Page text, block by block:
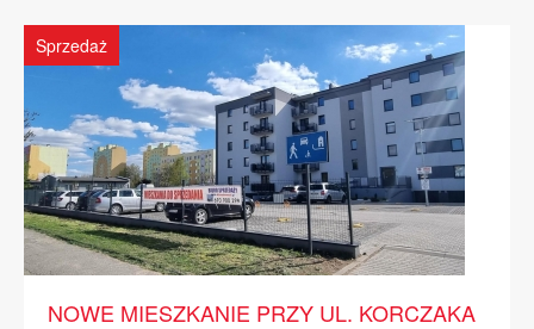
Sprzedaż
NOWE MIESZKANIE PRZY UL. KORCZAKA